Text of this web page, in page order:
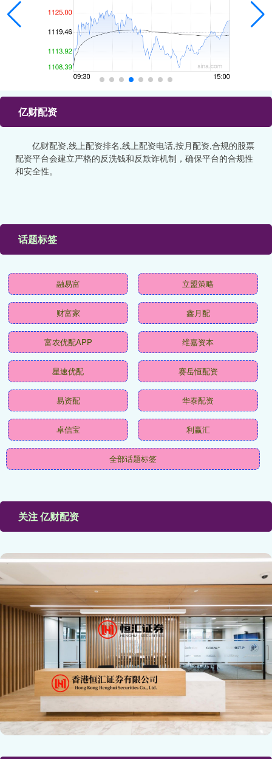
亿财配资
亿财配资,线上配资排名,线上配资电话,按月配资,合规的股票
配资平台会建立严格的反洗钱和反欺诈机制，确保平台的合规性
和安全性。
话题标签
融易富 立盟策略
财富家 鑫月配
富农优配APP 维嘉资本
星速优配 赛岳恒配资
易资配 华泰配资
卓信宝 利赢汇
全部话题标签
关注 亿财配资